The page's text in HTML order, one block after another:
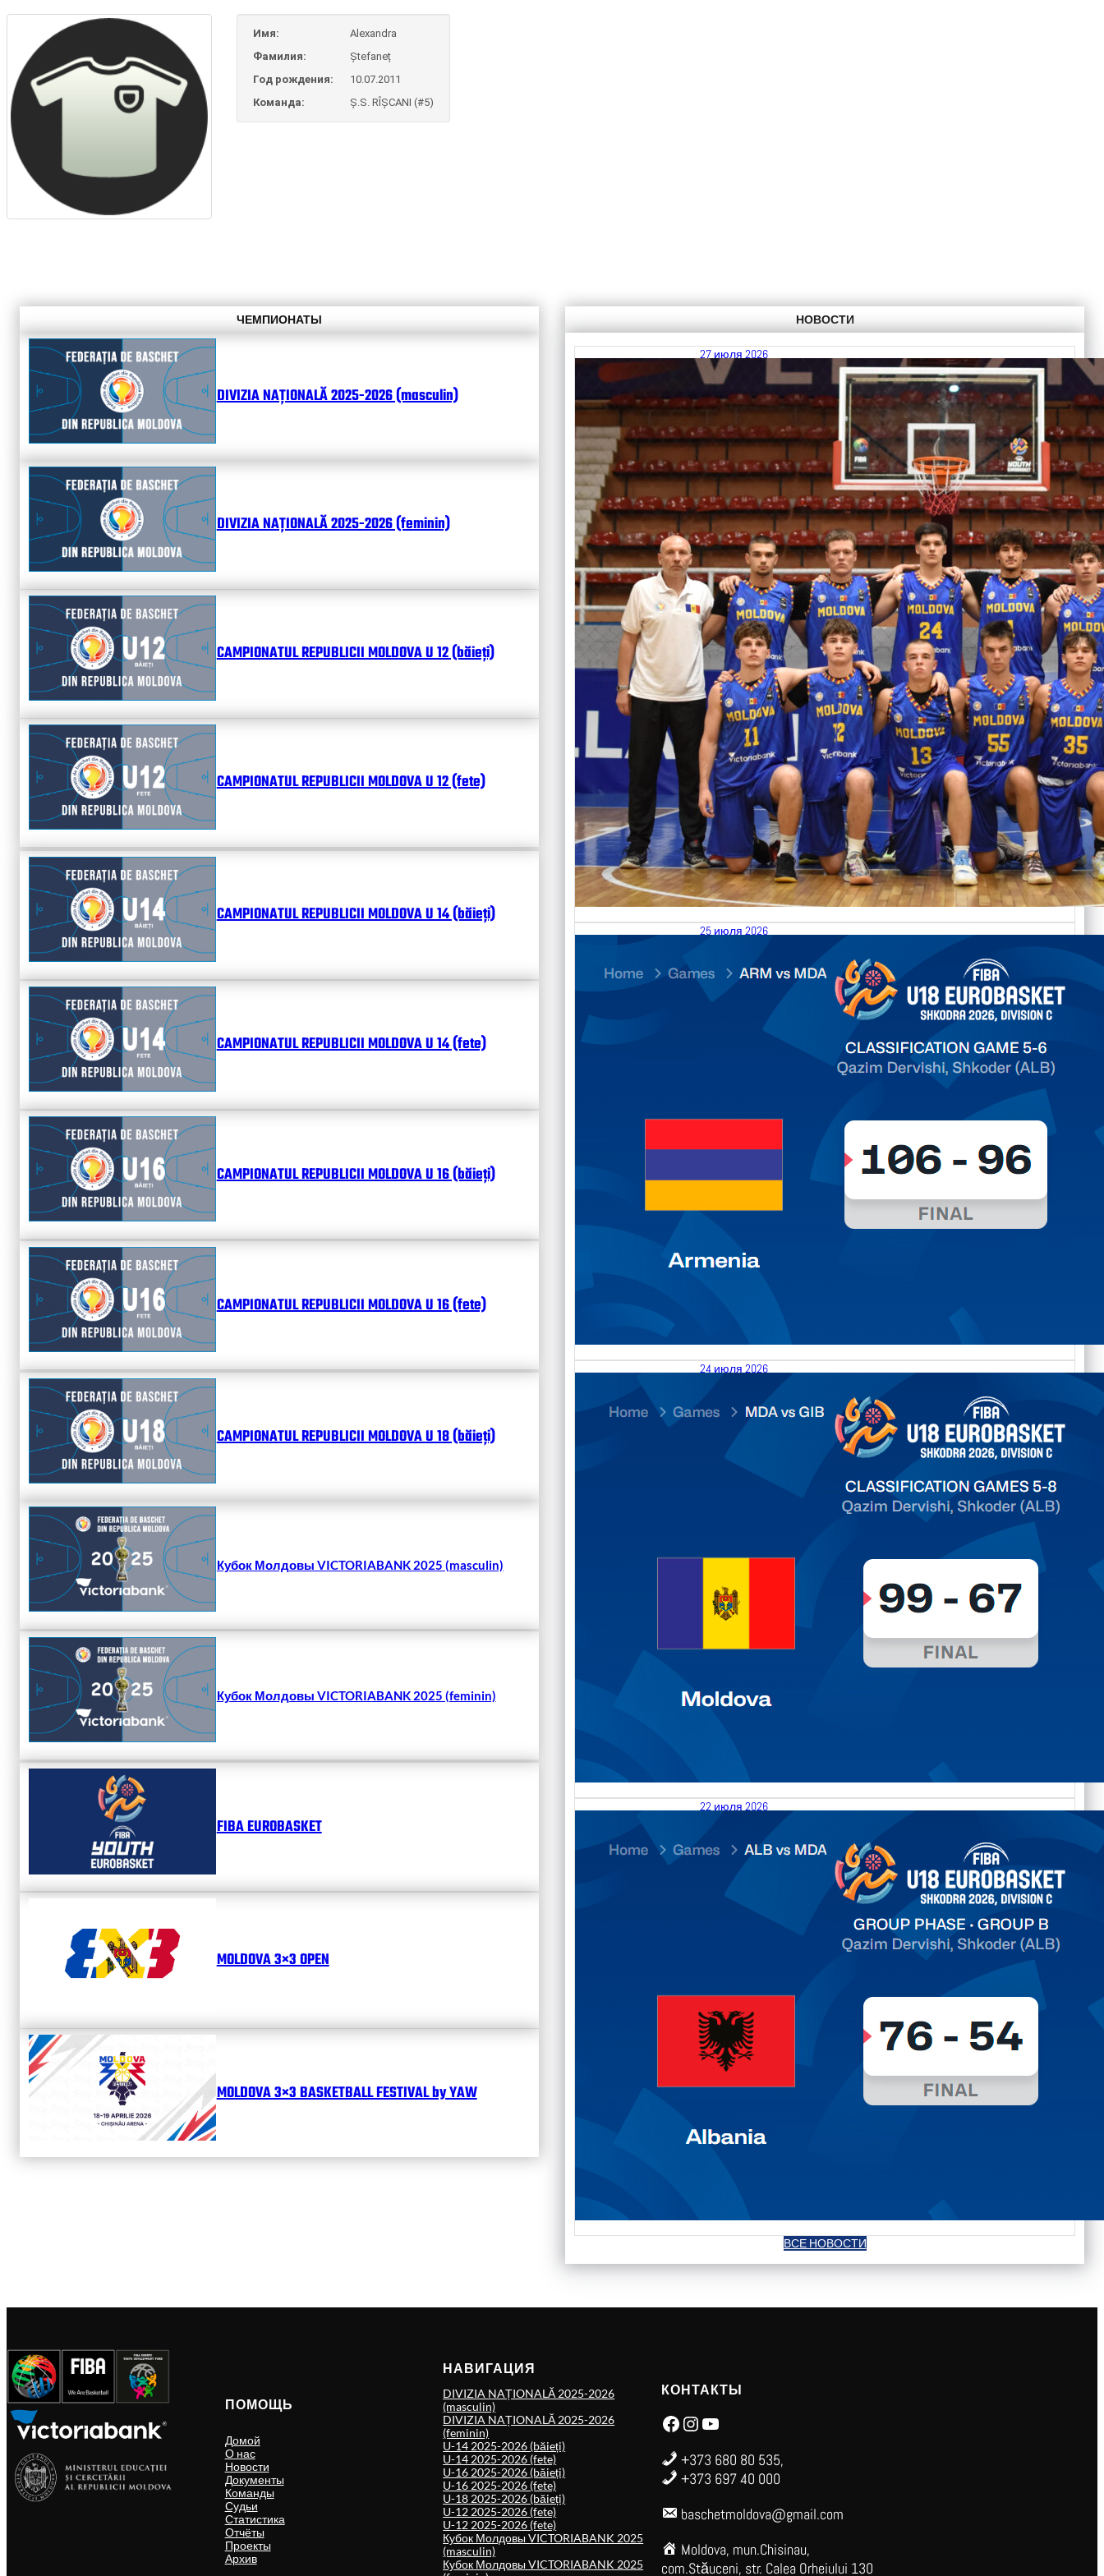
Имя:
Alexandra
Фамилия:
Ștefaneț
Год рождения:
10.07.2011
Команда:
Ș.S. RÎȘCANI (#5)
ЧЕМПИОНАТЫ
DIVIZIA NAȚIONALĂ 2025-2026 (masculin)
DIVIZIA NAȚIONALĂ 2025-2026 (feminin)
CAMPIONATUL REPUBLICII MOLDOVA U 12 (băieți)
CAMPIONATUL REPUBLICII MOLDOVA U 12 (fete)
CAMPIONATUL REPUBLICII MOLDOVA U 14 (băieți)
CAMPIONATUL REPUBLICII MOLDOVA U 14 (fete)
CAMPIONATUL REPUBLICII MOLDOVA U 16 (băieți)
CAMPIONATUL REPUBLICII MOLDOVA U 16 (fete)
CAMPIONATUL REPUBLICII MOLDOVA U 18 (băieți)
Кубок Молдовы VICTORIABANK 2025 (masculin)
Кубок Молдовы VICTORIABANK 2025 (feminin)
FIBA EUROBASKET
MOLDOVA 3×3 OPEN
MOLDOVA 3×3 BASKETBALL FESTIVAL by YAW
НОВОСТИ
27 июля 2026
Итоги FIBA U18 EuroBasket 2026, Division C
КалендарьТаблица Выберите Обзор Статистика Матч сыгран 0
Читать далее
25 июля 2026
26.07.2026 Armenia vs Moldova FIBA U18 EuroBasket 2026,
Division C
КалендарьТаблица Выберите Обзор Статистика Матч сыгран 0
Читать далее
24 июля 2026
25.07.2026 Moldova vs Gibraltar FIBA U18 EuroBasket 2026,
Division C
КалендарьТаблица Выберите Обзор Статистика Матч сыгран 0
Читать далее
22 июля 2026
23.07.2026 Albania vs Moldova FIBA U18 EuroBasket 2026,
Division C
КалендарьТаблица Выберите Обзор Статистика Матч сыгран 0
Читать далее
ВСЕ НОВОСТИ
ПОМОЩЬ
Домой
О нас
Новости
Документы
Команды
Судьи
Статистика
Отчёты
Проекты
Архив
НАВИГАЦИЯ
DIVIZIA NAȚIONALĂ 2025-2026
(masculin)
DIVIZIA NAȚIONALĂ 2025-2026
(feminin)
U-14 2025-2026 (băieți)
U-14 2025-2026 (fete)
U-16 2025-2026 (băieți)
U-16 2025-2026 (fete)
U-18 2025-2026 (băieți)
U-12 2025-2026 (fete)
U-12 2025-2026 (fete)
Кубок Молдовы VICTORIABANK 2025
(masculin)
Кубок Молдовы VICTORIABANK 2025
КОНТАКТЫ
Facebook Instagram YouTube
+373 680 80 535,
+373 697 40 000
baschetmoldova@gmail.com
Moldova, mun.Chisinau,
com.Stăuceni, str. Calea Orheiului 130